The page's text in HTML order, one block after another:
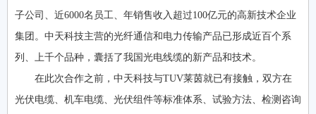
子公司、近6000名员工、年销售收入超过100亿元的高新技术企业
集团。中天科技主营的光纤通信和电力传输产品已形成近百个系
列、上千个品种，囊括了我国光电线缆的新产品和技术。
在此次合作之前，中天科技与TUV莱茵就已有接触，双方在
光伏电缆、机车电缆、光伏组件等标准体系、试验方法、检测咨询